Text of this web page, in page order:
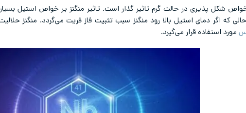
شکل پذیری در حالت گرم تاثیر گذار است. تاثیر منگنز بر خواص استیل
که اگر دمای استیل بالا رود منگنز سبب تثبیت فاز فریت می‌گردد. منگنز
مورد استفاده قرار می‌گیرد.